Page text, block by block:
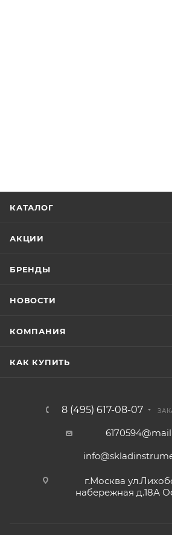
КАТАЛОГ
АКЦИИ
БРЕНДЫ
НОВОСТИ
КОМПАНИЯ
КАК КУПИТЬ
8 (495) 617-08-07
г.Москва
набережная д.18А